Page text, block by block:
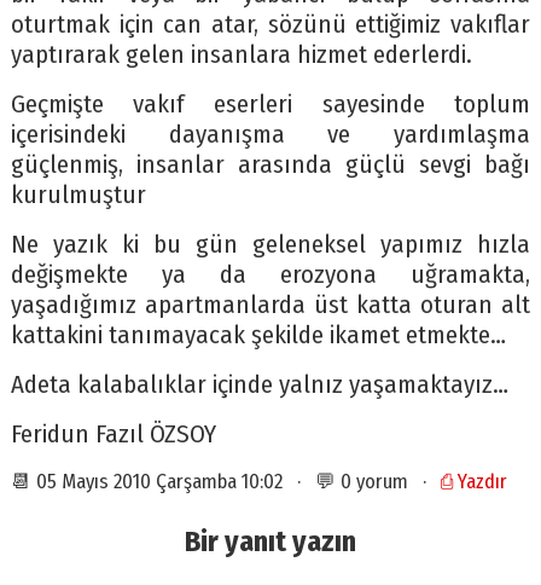
oturtmak için can atar, sözünü ettiğimiz vakıflar
yaptırarak gelen insanlara hizmet ederlerdi.
Geçmişte vakıf eserleri sayesinde toplum
içerisindeki dayanışma ve yardımlaşma
güçlenmiş, insanlar arasında güçlü sevgi bağı
kurulmuştur
Ne yazık ki bu gün geleneksel yapımız hızla
değişmekte ya da erozyona uğramakta,
yaşadığımız apartmanlarda üst katta oturan alt
kattakini tanımayacak şekilde ikamet etmekte…
Adeta kalabalıklar içinde yalnız yaşamaktayız…
Feridun Fazıl ÖZSOY
📆 05 Mayıs 2010 Çarşamba 10:02 · 💬 0 yorum · ⎙ Yazdır
Bir yanıt yazın